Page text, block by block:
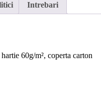
Intrebari
60g/m², coperta carton